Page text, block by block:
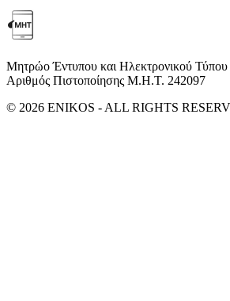
Μητρώο Έντυπου και Ηλεκτρονικού Τύπου
Αριθμός Πιστοποίησης Μ.Η.Τ. 242097
© 2026 ENIKOS - ALL RIGHTS